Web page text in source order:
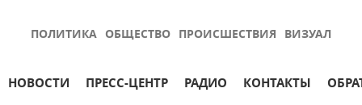
ПОЛИТИКА ОБЩЕСТВО ПРОИСШЕСТВИЯ ВИЗУАЛ
НОВОСТИ ПРЕСС-ЦЕНТР РАДИО КОНТАКТЫ